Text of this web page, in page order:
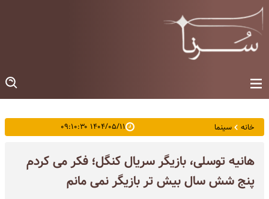
خانه سینما ۱۴۰۴/۰۵/۱۱ ۰۹:۱۰:۳۰
هانیه توسلی، بازیگر سریال کنگل؛ فکر می کردم
پنج شش سال بیش تر بازیگر نمی مانم